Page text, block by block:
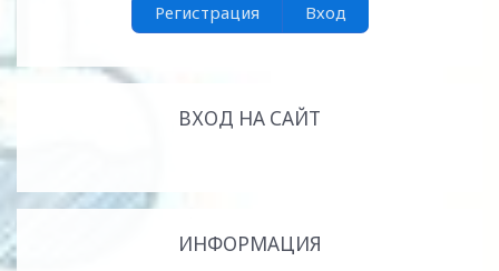
Регистрация Вход
ВХОД НА САЙТ
ИНФОРМАЦИЯ